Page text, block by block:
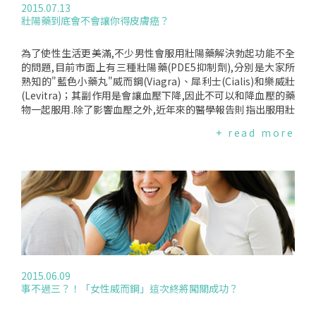
(如生育控制藥物、酒精)之間的交互作用也未明確；藥商日前規
劃25人參與的飲酒安全性測試當中,僅有2名受試者是女性,不足
狀,對於受此所苦的女性將是一大福音.但是,要為了"些微"的改
善而拿女性的身體健康冒險,不是我們樂見發生的事.資料來源:F
DA、Sprout、NWHN、Bustle、IBT
2015.07.13
壯陽藥到底會不會讓你得皮膚癌？
為了使性生活更美滿,不少男性會服用壯陽藥解決勃起功能不全
的問題,目前市面上有三種壯陽藥(PDE5抑制劑),分別是大家所
熟知的"藍色小藥丸"威而鋼(Viagra)、犀利士(Cialis)和樂威壯
(Levitra)；其副作用是會讓血壓下降,因此不可以和降血壓的藥
物一起服用.除了影響血壓之外,近年來的醫學報告則指出服用壯
制劑會增加得皮膚癌的風險,且被解釋為會刺激癌細胞的成長.不
對象的數目是哈佛大學所做之研究的30倍.在2006年到2012年
間,20,000名瑞典男子中有4,065人得皮膚癌；有2,148人服用P
DE5抑制劑,其中有435人得皮膚癌.雖然只拿過一次PDE5抑制劑
處方的男子,得皮膚癌的風險增加了20%；但是拿多次處方的人,
其風險則不明顯.PDE5抑制劑的劑量增加,卻沒有更嚴重的反應,
所以兩者之間的因果關係令人質疑.學者表示,和PDE5抑制劑唯
的皮膚癌則無相關性.同時也有學者根據調查數據推論,服用PDE
5抑制劑的瑞典男子多有較高的收入,這些人買得起昂貴的壯陽
+ read more
2015.06.09
事不過三？！「女性威而鋼」這次終將闖關成功？